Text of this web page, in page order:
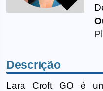
Descrição
Lara Croft GO é